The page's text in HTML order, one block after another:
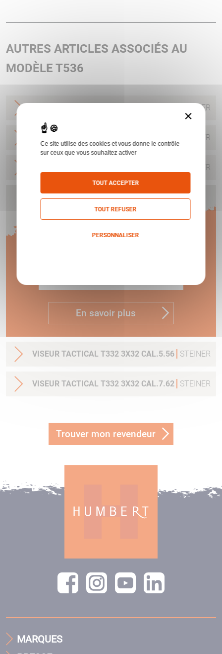
AUTRES ARTICLES ASSOCIÉS AU
MODÈLE T536
STEINER
STEINER
STEINER
1 AN
En savoir plus
VISEUR TACTICAL T332 3X32 CAL.5.56 STEINER
VISEUR TACTICAL T332 3X32 CAL.7.62 STEINER
Trouver mon revendeur
MARQUES
×
Ce site utilise des cookies et vous donne le contrôle
sur ceux que vous souhaitez activer
TOUT ACCEPTER
TOUT REFUSER
PERSONNALISER